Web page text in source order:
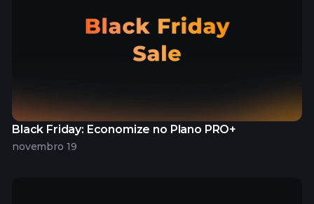
Black Friday: Economize no Plano PRO+
novembro 19